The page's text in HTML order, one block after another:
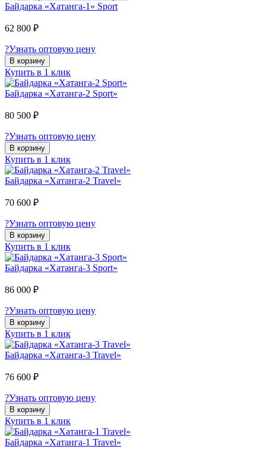
Байдарка «Хатанга-1» Sport
62 800 ₽
?Узнать оптовую цену
В корзину
Купить в 1 клик
Байдарка «Хатанга-2 Sport»
80 500 ₽
?Узнать оптовую цену
В корзину
Купить в 1 клик
Байдарка «Хатанга-2 Travel»
70 600 ₽
?Узнать оптовую цену
В корзину
Купить в 1 клик
Байдарка «Хатанга-3 Sport»
86 000 ₽
?Узнать оптовую цену
В корзину
Купить в 1 клик
Байдарка «Хатанга-3 Travel»
76 600 ₽
?Узнать оптовую цену
В корзину
Купить в 1 клик
Байдарка «Хатанга-1 Travel»